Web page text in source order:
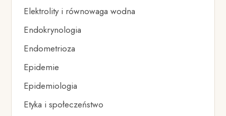
Elektrolity i równowaga wodna
Endokrynologia
Endometrioza
Epidemie
Epidemiologia
Etyka i społeczeństwo